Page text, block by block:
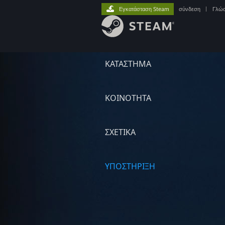
ΚΑΤΑΣΤΗΜΑ
ΚΟΙΝΟΤΗΤΑ
ΣΧΕΤΙΚΆ
ΥΠΟΣΤΗΡΙΞΗ
Εγκατάσταση Steam σύνδεση